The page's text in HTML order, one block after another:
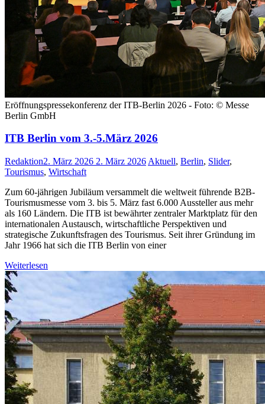
Eröffnungspressekonferenz der ITB-Berlin 2026 - Foto: © Messe
Berlin GmbH
ITB Berlin vom 3.-5.März 2026
Redaktion2. März 2026 2. März 2026 Aktuell, Berlin, Slider,
Tourismus, Wirtschaft
Zum 60-jährigen Jubiläum versammelt die weltweit führende B2B-
Tourismusmesse vom 3. bis 5. März fast 6.000 Aussteller aus mehr
als 160 Ländern. Die ITB ist bewährter zentraler Marktplatz für den
internationalen Austausch, wirtschaftliche Perspektiven und
strategische Zukunftsfragen des Tourismus. Seit ihrer Gründung im
Jahr 1966 hat sich die ITB Berlin von einer
Weiterlesen